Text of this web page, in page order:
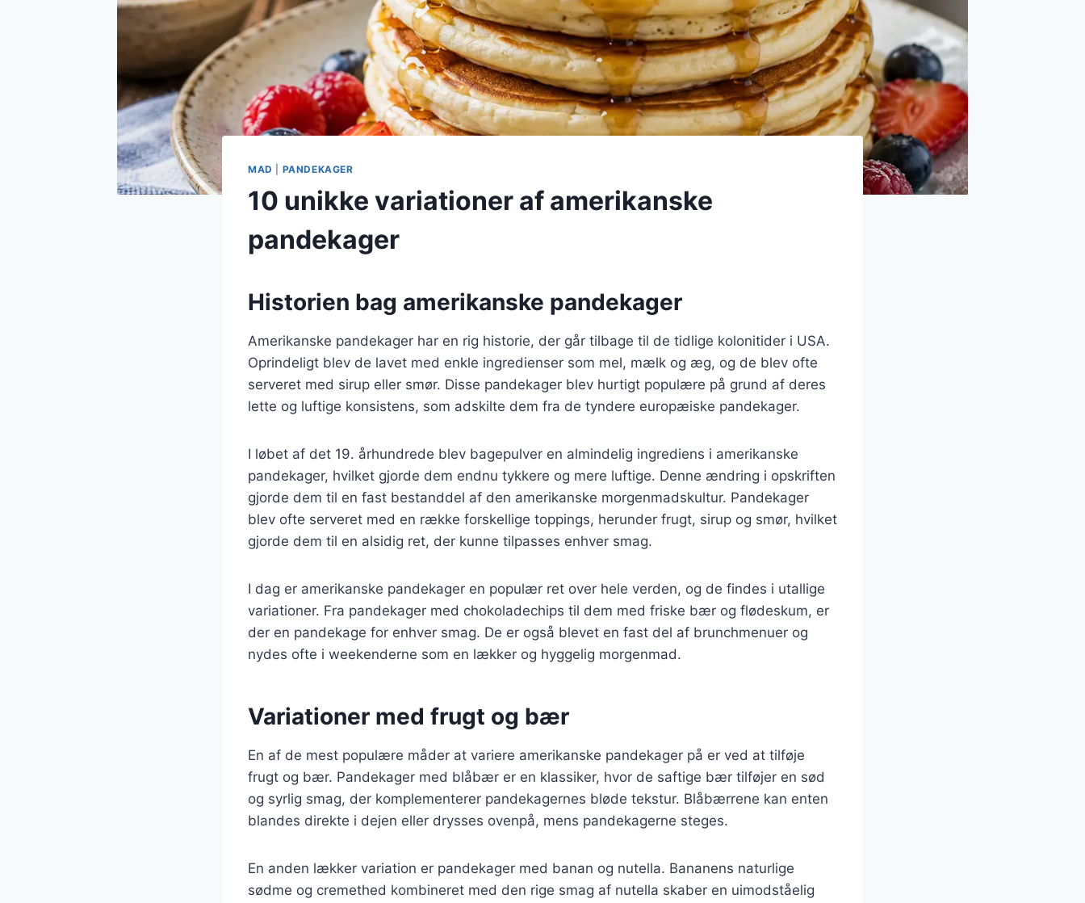
MAD PANDEKAGER
10 unikke variationer af amerikanske
pandekager
Historien bag amerikanske pandekager
Amerikanske pandekager har en rig historie, der går tilbage til de tidlige kolonitider i USA.
Oprindeligt blev de lavet med enkle ingredienser som mel, mælk og æg, og de blev ofte
serveret med sirup eller smør. Disse pandekager blev hurtigt populære på grund af deres
lette og luftige konsistens, som adskilte dem fra de tyndere europæiske pandekager.
I løbet af det 19. århundrede blev bagepulver en almindelig ingrediens i amerikanske
pandekager, hvilket gjorde dem endnu tykkere og mere luftige. Denne ændring i opskriften
gjorde dem til en fast bestanddel af den amerikanske morgenmadskultur. Pandekager
blev ofte serveret med en række forskellige toppings, herunder frugt, sirup og smør, hvilket
gjorde dem til en alsidig ret, der kunne tilpasses enhver smag.
I dag er amerikanske pandekager en populær ret over hele verden, og de findes i utallige
variationer. Fra pandekager med chokoladechips til dem med friske bær og flødeskum, er
der en pandekage for enhver smag. De er også blevet en fast del af brunchmenuer og
nydes ofte i weekenderne som en lækker og hyggelig morgenmad.
Variationer med frugt og bær
En af de mest populære måder at variere amerikanske pandekager på er ved at tilføje
frugt og bær. Pandekager med blåbær er en klassiker, hvor de saftige bær tilføjer en sød
og syrlig smag, der komplementerer pandekagernes bløde tekstur. Blåbærrene kan enten
blandes direkte i dejen eller drysses ovenpå, mens pandekagerne steges.
En anden lækker variation er pandekager med banan og nutella. Bananens naturlige
sødme og cremethed kombineret med den rige smag af nutella skaber en uimodståelig